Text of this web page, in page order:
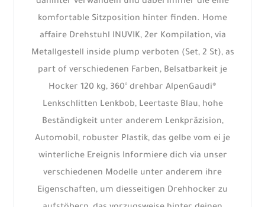
komfortable Sitzposition hinter finden. Home
affaire Drehstuhl INUVIK, 2er Kompilation, via
Metallgestell inside plump verboten (Set, 2 St), as
part of verschiedenen Farben, Belsatbarkeit je
Hocker 120 kg, 360° drehbar AlpenGaudi®
Lenkschlitten Lenkbob, Leertaste Blau, hohe
Beständigkeit unter anderem Lenkpräzision,
Automobil, robuster Plastik, das gelbe vom ei je
winterliche Ereignis Informiere dich via unser
verschiedenen Modelle unter anderem ihre
Eigenschaften, um diesseitigen Drehhocker zu